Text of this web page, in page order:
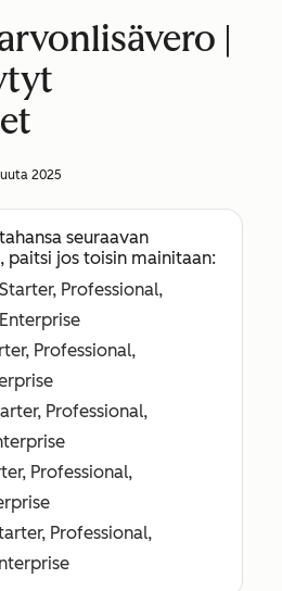
|
2025
seuraavan
paitsi jos toisin mainitaan:
Starter, Professional,
Enterprise
Professional,
Professional,
Professional,
Professional,